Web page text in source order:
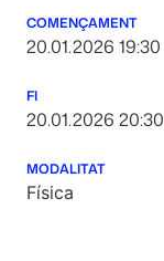
COMENÇAMENT
20.01.2026 19:30
FI
20.01.2026 20:30
MODALITAT
Física